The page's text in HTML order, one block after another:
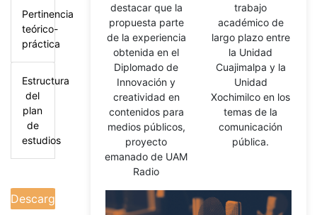
Pertinencia
teórico-
práctica
Estructura
del
plan
de
estudios
Descargar
destacar que la
propuesta parte
de la experiencia
obtenida en el
Diplomado de
Innovación y
creatividad en
contenidos para
medios públicos,
proyecto
emanado de UAM
Radio
trabajo
académico de
largo plazo entre
la Unidad
Cuajimalpa y la
Unidad
Xochimilco en los
temas de la
comunicación
pública.